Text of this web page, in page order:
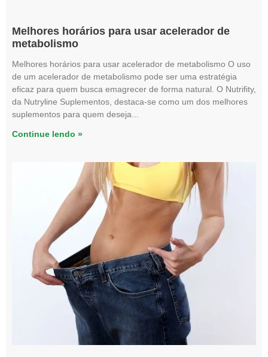
Melhores horários para usar acelerador de
metabolismo
Melhores horários para usar acelerador de metabolismo O uso
de um acelerador de metabolismo pode ser uma estratégia
eficaz para quem busca emagrecer de forma natural. O Nutrifity,
da Nutryline Suplementos, destaca-se como um dos melhores
suplementos para quem deseja
Continue lendo »